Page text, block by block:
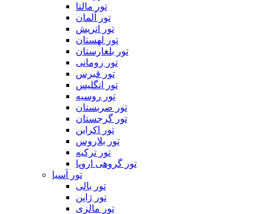
تور مالتا
تور آلمان
تور اتریش
تور لهستان
تور بلغارستان
تور رومانی
تور قبرس
تور انگلیس
تور روسیه
تور صربستان
تور گرجستان
تور اکراین
تور بلاروس
تور ترکیه
تور گروهی اروپا
تور آسیا
تور بالی
تور ژاپن
تور مالزی